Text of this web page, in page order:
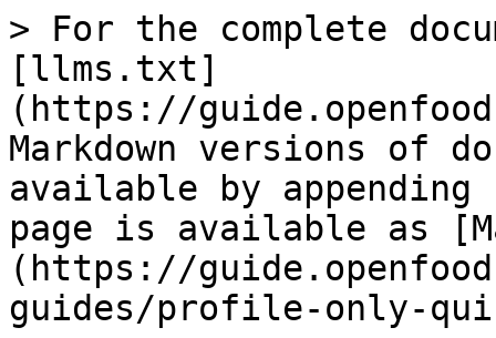
> For the complete
[llms.txt]
(https://
Markdown versions of
available by
page is available as
(https://
guides/profile-only-